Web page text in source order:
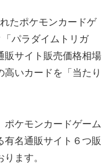
たポケモンカードゲ
パラダイムトリガ
販サイト販売価格相場
いカードを「当たり
ケモンカードゲーム
有名通販サイト６つ販
ます。